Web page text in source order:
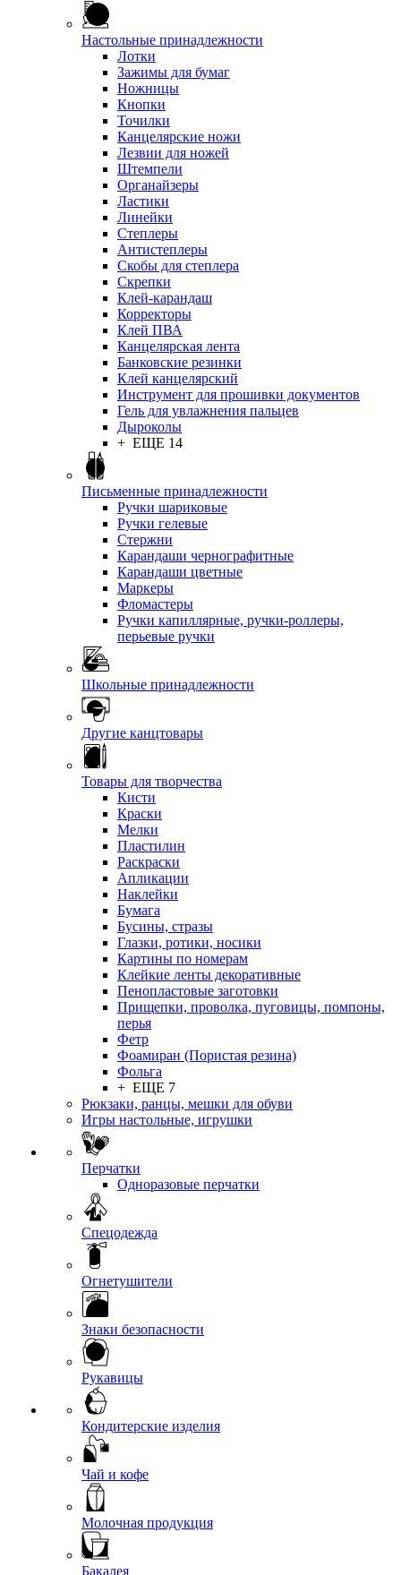
Настольные принадлежности
Лотки
Зажимы для бумаг
Ножницы
Кнопки
Точилки
Канцелярские ножи
Лезвии для ножей
Штемпели
Органайзеры
Ластики
Линейки
Степлеры
Антистеплеры
Скобы для степлера
Скрепки
Клей-карандаш
Корректоры
Клей ПВА
Канцелярская лента
Банковские резинки
Клей канцелярский
Инструмент для прошивки документов
Гель для увлажнения пальцев
Дыроколы
+ ЕЩЕ 14
Письменные принадлежности
Ручки шариковые
Ручки гелевые
Стержни
Карандаши чернографитные
Карандаши цветные
Маркеры
Фломастеры
Ручки капиллярные, ручки-роллеры,
перьевые ручки
Школьные принадлежности
Другие канцтовары
Товары для творчества
Кисти
Краски
Мелки
Пластилин
Раскраски
Апликации
Наклейки
Бумага
Бусины, стразы
Глазки, ротики, носики
Картины по номерам
Клейкие ленты декоративные
Пенопластовые заготовки
Прищепки, проволка, пуговицы, помпоны,
перья
Фетр
Фоамиран (Пористая резина)
Фольга
+ ЕЩЕ 7
Рюкзаки, ранцы, мешки для обуви
Игры настольные, игрушки
Перчатки
Одноразовые перчатки
Спецодежда
Огнетушители
Знаки безопасности
Рукавицы
Кондитерские изделия
Чай и кофе
Молочная продукция
Бакалея